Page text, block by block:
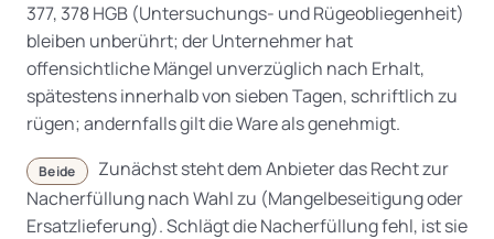
377, 378 HGB (Untersuchungs- und Rügeobliegenheit)
bleiben unberührt; der Unternehmer hat
offensichtliche Mängel unverzüglich nach Erhalt,
spätestens innerhalb von sieben Tagen, schriftlich zu
rügen; andernfalls gilt die Ware als genehmigt.
Beide
Zunächst steht dem Anbieter das Recht zur
Nacherfüllung nach Wahl zu (Mangelbeseitigung oder
Ersatzlieferung). Schlägt die Nacherfüllung fehl, ist sie